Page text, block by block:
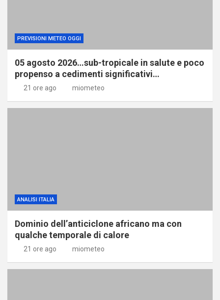
PREVISIONI METEO OGGI
05 agosto 2026…sub-tropicale in salute e poco
propenso a cedimenti significativi…
21 ore ago miometeo
ANALISI ITALIA
Dominio dell’anticiclone africano ma con
qualche temporale di calore
21 ore ago miometeo